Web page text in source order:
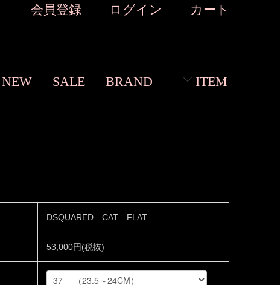
会員登録 ログイン カート
NEW SALE BRAND ITEM
DSQUARED CAT FLAT
53,000円(税抜)